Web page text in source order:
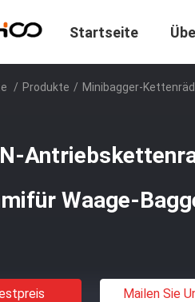
Startseite
/ Produkte / Minibagger-
Waage-
Mailen Sie